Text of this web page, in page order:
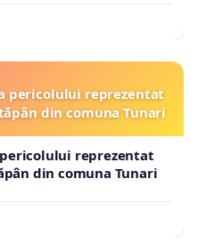
pericolului reprezentat
din comuna Tunari
reprezentat
din comuna Tunari